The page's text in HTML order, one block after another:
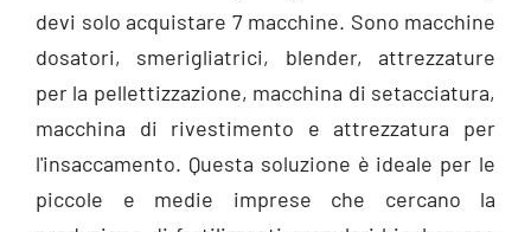
devi solo acquistare 7 macchine. Sono macchine
dosatori, smerigliatrici, blender, attrezzature
per la pellettizzazione, macchina di setacciatura,
macchina di rivestimento e attrezzatura per
l'insaccamento. Questa soluzione è ideale per le
piccole e medie imprese che cercano la